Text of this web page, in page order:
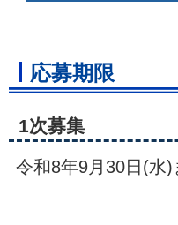
応募期限
1次募集
令和8年9月30日(水)